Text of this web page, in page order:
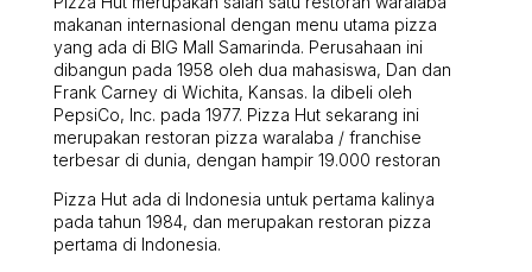
makanan internasional dengan menu utama pizza
yang ada di BIG Mall Samarinda. Perusahaan ini
dibangun pada 1958 oleh dua mahasiswa, Dan dan
Frank Carney di Wichita, Kansas. Ia dibeli oleh
PepsiCo, Inc. pada 1977. Pizza Hut sekarang ini
merupakan restoran pizza waralaba / franchise
terbesar di dunia, dengan hampir 19.000 restoran
Pizza Hut ada di Indonesia untuk pertama kalinya
pada tahun 1984, dan merupakan restoran pizza
pertama di Indonesia.